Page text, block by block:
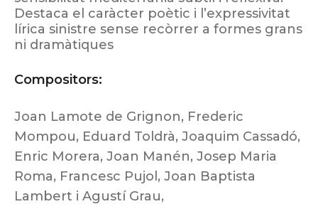
Destaca el caràcter poètic i l’expressivitat
lírica sinistre sense recòrrer a formes grans
ni dramàtiques
Compositors:
Joan Lamote de Grignon, Frederic
Mompou, Eduard Toldrà, Joaquim Cassadó,
Enric Morera, Joan Manén, Josep Maria
Roma, Francesc Pujol, Joan Baptista
Lambert i Agustí Grau,